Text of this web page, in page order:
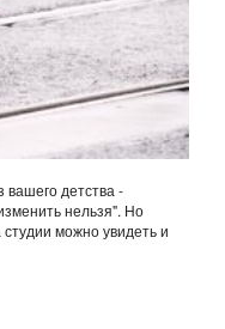
вашего детства -
нельзя". Но
можно увидеть и